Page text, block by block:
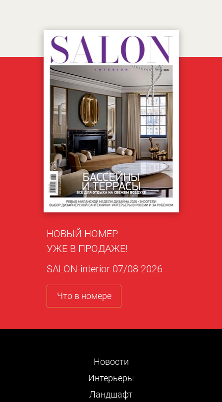
НОВЫЙ НОМЕР
УЖЕ В ПРОДАЖЕ!
SALON-interior 07/08 2026
Что в номере
Новости
Интерьеры
Ландшафт